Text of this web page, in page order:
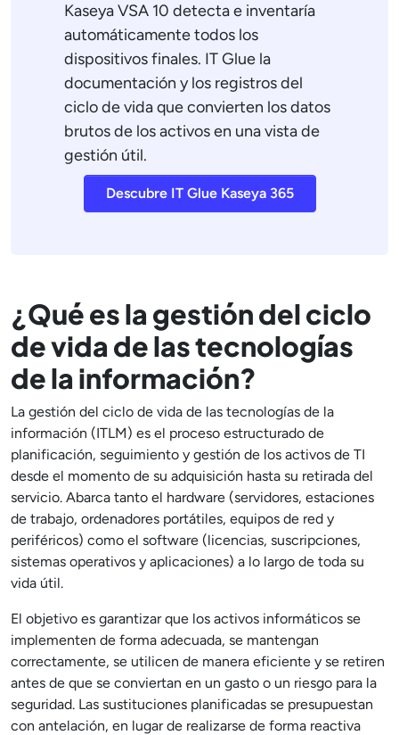
Kaseya VSA 10 detecta e inventaría
automáticamente todos los
dispositivos finales. IT Glue la
documentación y los registros del
ciclo de vida que convierten los datos
brutos de los activos en una vista de
gestión útil.
Descubre IT Glue Kaseya 365
¿Qué es la gestión del ciclo
de vida de las tecnologías
de la información?
La gestión del ciclo de vida de las tecnologías de la
información (ITLM) es el proceso estructurado de
planificación, seguimiento y gestión de los activos de TI
desde el momento de su adquisición hasta su retirada del
servicio. Abarca tanto el hardware (servidores, estaciones
de trabajo, ordenadores portátiles, equipos de red y
periféricos) como el software (licencias, suscripciones,
sistemas operativos y aplicaciones) a lo largo de toda su
vida útil.
El objetivo es garantizar que los activos informáticos se
implementen de forma adecuada, se mantengan
correctamente, se utilicen de manera eficiente y se retiren
antes de que se conviertan en un gasto o un riesgo para la
seguridad. Las sustituciones planificadas se presupuestan
con antelación, en lugar de realizarse de forma reactiva